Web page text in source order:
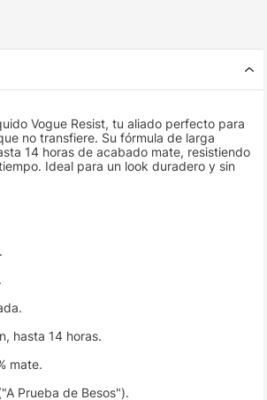
Vogue Resist, tu aliado perfecto para
no transfiere. Su fórmula de larga
14 horas de acabado mate, resistiendo
Ideal para un look duradero y sin
hasta 14 horas.
mate.
Prueba de Besos").